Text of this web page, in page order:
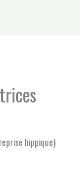
hippique)